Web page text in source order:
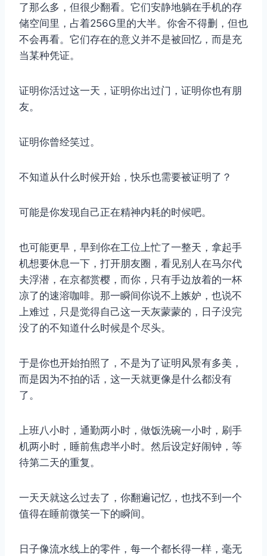
了那么多，但很少翻看。它们安静地躺在手机的存
储空间里，占着256G里的大半。你舍不得删，但也
不会再看。它们存在的意义并不是被回忆，而是充
当某种凭证。
证明你活过这一天，证明你出过门，证明你也有朋
友。
证明你曾经笑过。
不知道从什么时候开始，快乐也需要被证明了？
可能是你发现自己正在精神内耗的时候吧。
也可能更早，早到你在工位上忙了一整天，拿起手
机想要休息一下，打开朋友圈，看见别人在马尔代
夫浮潜，在京都赏樱，而你，只有手边放着的一杯
凉了的速溶咖啡。那一瞬间你说不上嫉妒，也说不
上难过，只是觉得自己这一天灰蒙蒙的，日子没完
没了的不知道什么时候是个尽头。
于是你也开始拍照了，不是为了证明风景有多美，
而是因为不拍的话，这一天就更像是什么都没有
了。
上班八小时，通勤两小时，做饭洗碗一小时，刷手
机两小时，睡前焦虑半小时。然后设定好闹钟，等
待第二天的重复。
一天天就这么过去了，你翻遍记忆，也找不到一个
值得在睡前微笑一下的瞬间。
日子像流水线上的零件，每一个都长得一样，毫无